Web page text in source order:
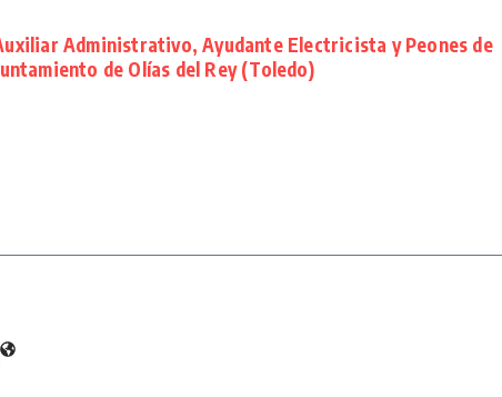
Administrativo, Ayudante Electricista y Peones de
de Olías del Rey (Toledo)